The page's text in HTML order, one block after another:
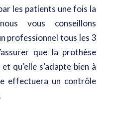
les patients une fois la
vous conseillons
professionnel tous les 3
que la prothèse
qu’elle s’adapte bien à
effectuera un contrôle